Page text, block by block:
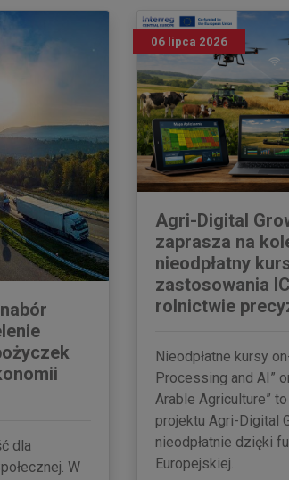
dla
W
06 lipca 2026
Agri-Digital
zaprasza na
nieodpłatny
zastosowania
rolnictwie
Nieodpłatne kursy
Processing and AI”
Arable Agriculture”
projektu Agri-Digital
nieodpłatnie dzięki
Europejskiej.